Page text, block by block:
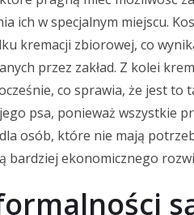
ich w specjalnym miejscu.
kremacji zbiorowej, co
przez zakład. Z kolei
co sprawia, że jest to
psa, ponieważ wszystkie
osób, które nie mają
bardziej ekonomicznego